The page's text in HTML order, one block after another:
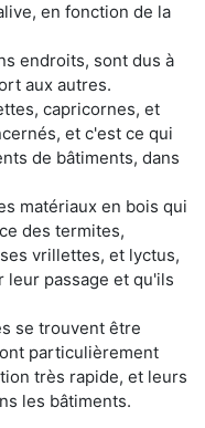
en fonction de la
endroits, sont dus à
aux autres.
capricornes, et
et c'est ce qui
de bâtiments, dans
matériaux en bois qui
des termites,
vrillettes, et lyctus,
leur passage et qu'ils
se trouvent être
particulièrement
très rapide, et leurs
les bâtiments.